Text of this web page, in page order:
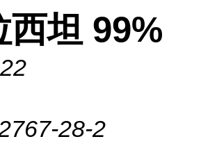
西坦 99%
28-2